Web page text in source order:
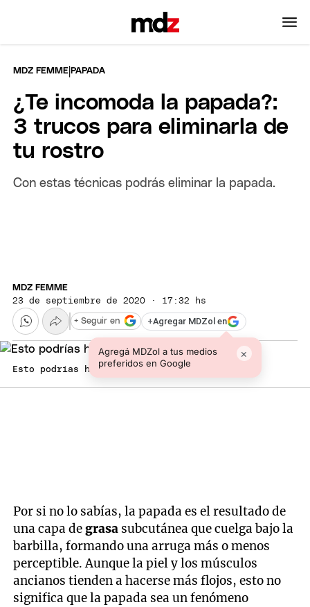
MDZ FEMME |PAPADA
¿Te incomoda la papada?:
3 trucos para eliminarla de
tu rostro
Con estas técnicas podrás eliminar la papada.
MDZ FEMME
23 de septiembre de 2020 · 17:32 hs
+Agregar MDZol en
Agregá MDZol a tus medios
preferidos en Google
×
+ Seguir en
Esto podrías hacer para eliminar la papada.
Por si no lo sabías, la papada es el resultado de
una capa degrasa subcutánea que cuelga bajo la
barbilla, formando una arruga más o menos
perceptible. Aunque la piel y los músculos
ancianos tienden a hacerse más flojos, esto no
significa que la papada sea un fenómeno